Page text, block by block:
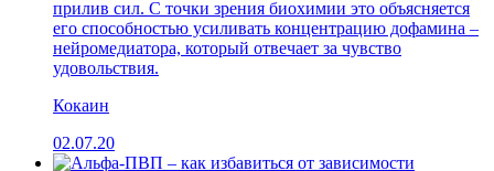
прилив сил. С точки зрения биохимии это объясняется
его способностью усиливать концентрацию дофамина –
нейромедиатора, который отвечает за чувство
удовольствия.
Кокаин
02.07.20